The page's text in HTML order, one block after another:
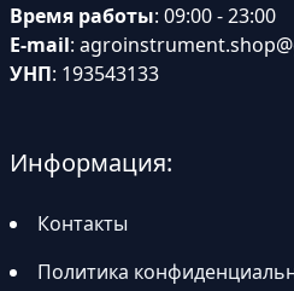
Время работы: 09:00 - 23:00
E-mail:
УНП: 193543133
Информация:
Контакты
Политика